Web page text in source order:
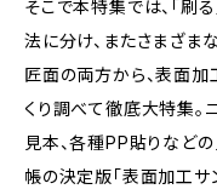
そこで本特集では、「刷る
法に分け、またさまざま
匠面の両方から、表面加
くり調べて徹底大特集。
見本、各種PP貼りなど
帳の決定版「表面加工サ